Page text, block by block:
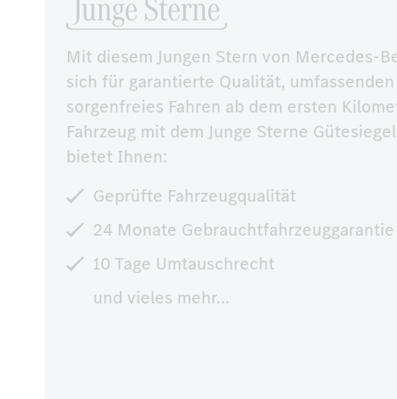
Mit diesem Jungen Stern von Mercedes-
sich für garantierte Qualität,
sorgenfreies Fahren ab dem ersten
Fahrzeug mit dem Junge Sterne
bietet Ihnen:
Geprüfte Fahrzeugqualität
24 Monate Gebrauchtfahrzeuggarantie
10 Tage Umtauschrecht
und vieles mehr...